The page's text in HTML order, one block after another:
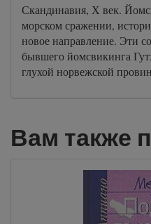
Скандинавия, Х век.
морском сражении,
новое направление. Эти
бывшего йомсвикинга
глухой норвежской
Вам также